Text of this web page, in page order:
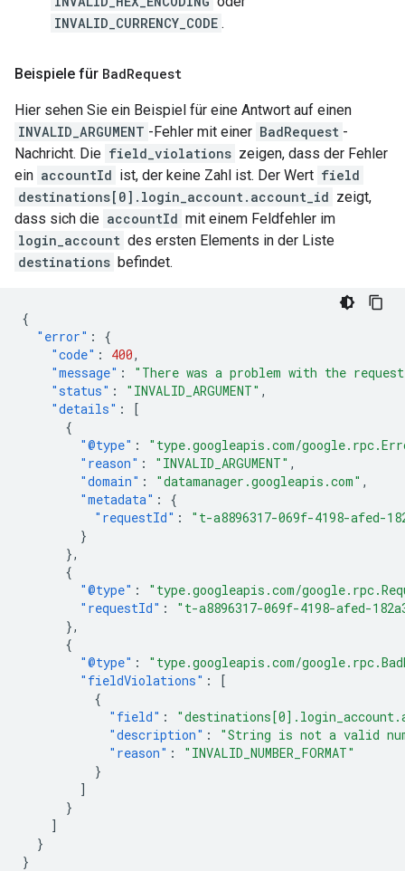
INVALID_CURRENCY_CODE .
Beispiele für BadRequest
Hier sehen Sie ein Beispiel für eine Antwort auf einen
INVALID_ARGUMENT -Fehler mit einer BadRequest -
Nachricht. Die field_violations zeigen, dass der Fehler
ein accountId ist, der keine Zahl ist. Der Wert field
destinations[0].login_account.account_id zeigt,
dass sich die accountId mit einem Feldfehler im
login_account des ersten Elements in der Liste
destinations befindet.
{
"error" :
{
"code" : 400,
"message" :
"There was a problem with the
"status" : "INVALID_ARGUMENT" ,
"details" :
[
{
"@type" :
"type.googleapis.com/
"reason" : "INVALID_ARGUMENT" ,
"domain" : "datamanager.googleapis.com" ,
"metadata" :
{
"requestId" :
"t-a8896317-069f-4198-afed-
}
},
{
"@type" :
"type.googleapis.com/
"requestId" :
"t-a8896317-069f-4198-afed-
},
{
"@type" :
"type.googleapis.com/
"fieldViolations" :
[
{
"field" :
"description" :
"String is not a valid
"reason" :
"INVALID_NUMBER_FORMAT"
}
]
}
]
}
}